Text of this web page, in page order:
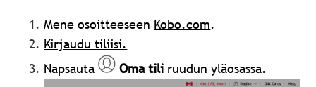
Mene osoitteeseen Kobo.com.
Kirjaudu tiliisi.
Napsauta
Oma tili ruudun yläosassa.